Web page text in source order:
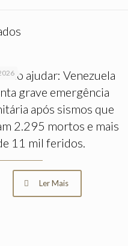
ajudar: Venezuela
grave emergência
após sismos que
2.295 mortos e mais
11 mil feridos.
Ler Mais